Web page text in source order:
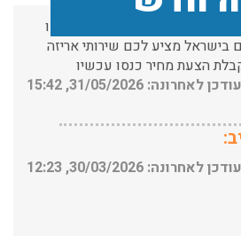
הצעת מחיר כנסו עכשיו
עודכן לאחרונה: 31/05/2026, 15:42
עודכן לאחרונה: 30/03/2026, 12:23